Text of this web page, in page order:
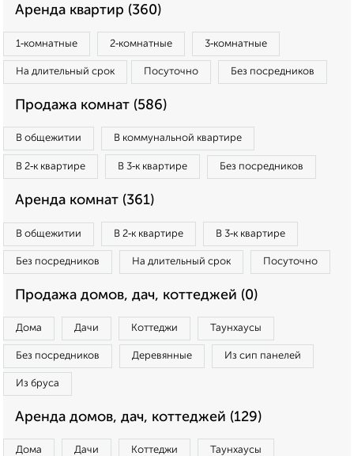
Аренда квартир (360)
1‑комнатные 2‑комнатные 3‑комнатные
На длительный срок Посуточно Без посредников
Продажа комнат (586)
В общежитии В коммунальной квартире
В 2‑к квартире В 3‑к квартире Без посредников
Аренда комнат (361)
В общежитии В 2‑к квартире В 3‑к квартире
Без посредников На длительный срок Посуточно
Продажа домов, дач, коттеджей (0)
Дома Дачи Коттеджи Таунхаусы
Без посредников Деревянные Из сип панелей
Из бруса
Аренда домов, дач, коттеджей (129)
Дома Дачи Коттеджи Таунхаусы